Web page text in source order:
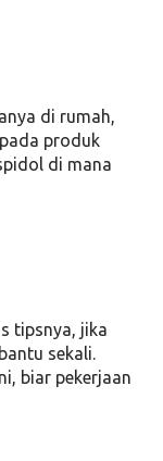
di rumah,
produk
di mana
tipsnya, jika
sekali.
biar pekerjaan